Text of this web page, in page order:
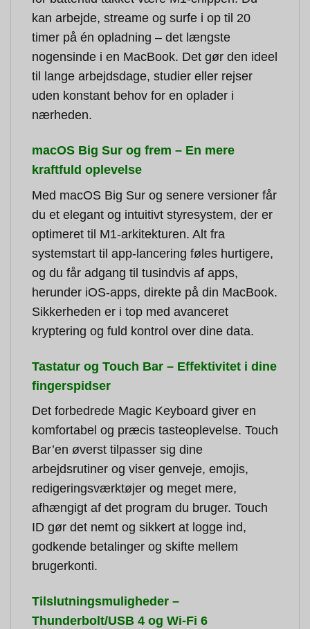
kan arbejde, streame og surfe i op til 20
timer på én opladning – det længste
nogensinde i en MacBook. Det gør den ideel
til lange arbejdsdage, studier eller rejser
uden konstant behov for en oplader i
nærheden.
macOS Big Sur og frem – En mere
kraftfuld oplevelse
Med macOS Big Sur og senere versioner får
du et elegant og intuitivt styresystem, der er
optimeret til M1-arkitekturen. Alt fra
systemstart til app-lancering føles hurtigere,
og du får adgang til tusindvis af apps,
herunder iOS-apps, direkte på din MacBook.
Sikkerheden er i top med avanceret
kryptering og fuld kontrol over dine data.
Tastatur og Touch Bar – Effektivitet i dine
fingerspidser
Det forbedrede Magic Keyboard giver en
komfortabel og præcis tasteoplevelse. Touch
Bar’en øverst tilpasser sig dine
arbejdsrutiner og viser genveje, emojis,
redigeringsværktøjer og meget mere,
afhængigt af det program du bruger. Touch
ID gør det nemt og sikkert at logge ind,
godkende betalinger og skifte mellem
brugerkonti.
Tilslutningsmuligheder –
Thunderbolt/USB 4 og Wi-Fi 6